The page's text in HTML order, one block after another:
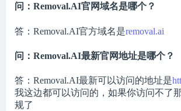
问：Removal.AI官网域名是哪个？
答：Removal.AI官方域名是removal.ai
问：Removal.AI最新官网地址是哪个？
答：Removal.AI最新可以访问的地址是
我这边都可以访问的，如果你访问不了
规了